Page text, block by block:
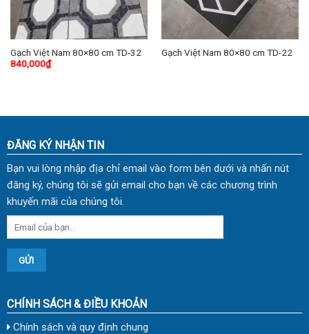
Gạch Việt Nam 80×80 cm TD-32
840,000₫
Gạch Việt Nam 80×80 cm TD-22
ĐĂNG KÝ NHẬN TIN
Bạn vui lòng nhập địa chỉ email vào form bên dưới và nhấn nút
đăng ký, chúng tôi sẽ gửi email cho bạn về các chương trình
khuyến mãi của chúng tôi.
CHÍNH SÁCH & ĐIỀU KHOẢN
Chính sách và quy định chung